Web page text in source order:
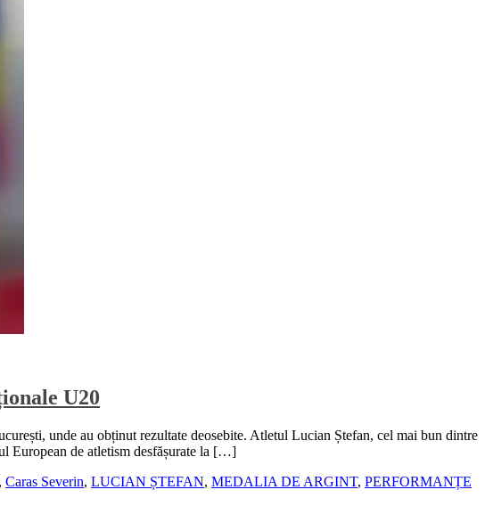
U20
unde au obținut rezultate deosebite. Atletul Lucian Ștefan, cel mai bun dintre
European de atletism desfășurate la […]
, Caras Severin, LUCIAN ȘTEFAN, MEDALIA DE ARGINT, PERFORMANȚE